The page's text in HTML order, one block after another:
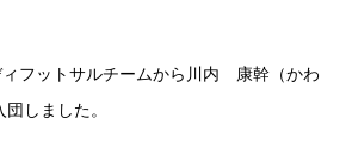
ィフットサルチームから川内 康幹（かわ
しました。